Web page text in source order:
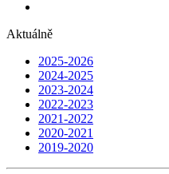
Aktuálně
2025-2026
2024-2025
2023-2024
2022-2023
2021-2022
2020-2021
2019-2020